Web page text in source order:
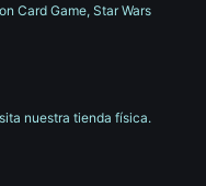
Card Game, Star Wars
nuestra tienda física.